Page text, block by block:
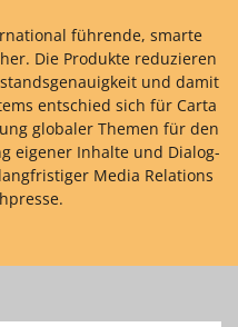
führende, smarte
Die Produkte reduzieren
und damit
entschied sich für Carta
globaler Themen für den
eigener Inhalte und Dialog-
Media Relations